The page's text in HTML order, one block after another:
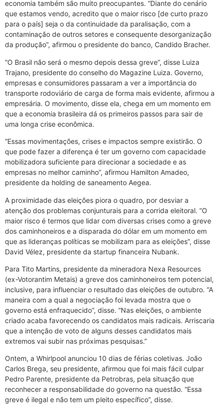
economia também são muito preocupantes. “Diante do cenário
que estamos vendo, acredito que o maior risco [de curto prazo
para o país] seja o da continuidade da paralisação, com a
contaminação de outros setores e consequente desorganização
da produção”, afirmou o presidente do banco, Candido Bracher.
“O Brasil não será o mesmo depois dessa greve”, disse Luiza
Trajano, presidente do conselho do Magazine Luiza. Governo,
empresas e consumidores passaram a ver a importância do
transporte rodoviário de carga de forma mais evidente, afirmou a
empresária. O movimento, disse ela, chega em um momento em
que a economia brasileira dá os primeiros passos para sair de
uma longa crise econômica.
“Essas movimentações, crises e impactos sempre existirão. O
que pode fazer a diferença é ter um governo com capacidade
mobilizadora suficiente para direcionar a sociedade e as
empresas no melhor caminho”, afirmou Hamilton Amadeo,
presidente da holding de saneamento Aegea.
A proximidade das eleições piora o quadro, por desviar a
atenção dos problemas conjunturais para a corrida eleitoral. “O
maior risco é termos que lidar com diversas crises como a greve
dos caminhoneiros e a disparada do dólar em um momento em
que as lideranças políticas se mobilizam para as eleições”, disse
David Vélez, presidente da startup financeira Nubank.
Para Tito Martins, presidente da mineradora Nexa Resources
(ex-Votorantim Metais) a greve dos caminhoneiros tem potencial,
inclusive, para influenciar o resultado das eleições de outubro. “A
maneira com a qual a negociação foi levada mostra que o
governo está enfraquecido”, disse. “Nas eleições, o ambiente
criado acaba favorecendo os candidatos mais radicais. Arriscaria
que a intenção de voto de alguns desses candidatos mais
extremos vai subir nas próximas pesquisas.”
Ontem, a Whirlpool anunciou 10 dias de férias coletivas. João
Carlos Brega, seu presidente, afirmou que foi mais fácil culpar
Pedro Parente, presidente da Petrobras, pela situação que
reconhecer a responsabilidade do governo na questão. “Essa
greve é ilegal e não tem um pleito específico”, disse.